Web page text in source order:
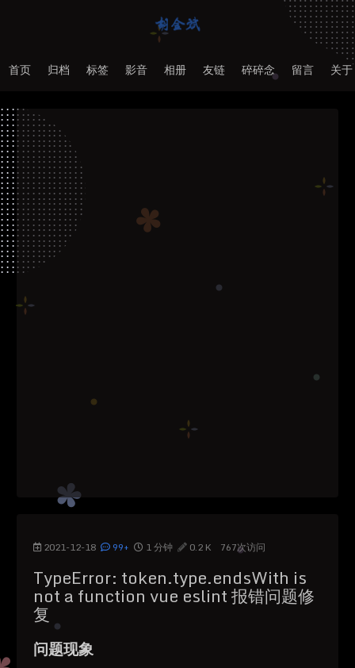
首页 归档 标签 影音 相册 友链 碎碎念 留言 关于
2021-12-18 99+ 1 分钟 0.2 K 767次访问
TypeError: token.type.endsWith is
not a function vue eslint 报错问题修
复
问题现象